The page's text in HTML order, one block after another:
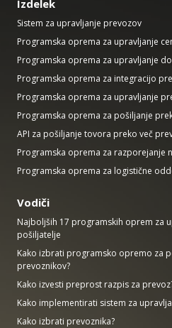
Izdelek
Sistem za upravljanje prevozov
Programska oprema za upravljanje
Programska oprema za upravljanje
Programska oprema za integracijo
Programska oprema za upravljanje
Programska oprema za pošiljanje
API za pošiljanje tovora preko več
Programska oprema za razporejanje
Programska oprema za logistične
Vodiči
Najboljših 17 programskih oprem za
pošiljatelje
Kako izbrati programsko opremo za
prevoznikov?
Kako izvesti preprost razpis za
Kako implementirati sistem za
Kako izbrati prevoznika?